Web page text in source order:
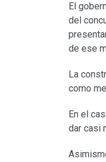
El
del
de ese
La
como
En el
dar casi